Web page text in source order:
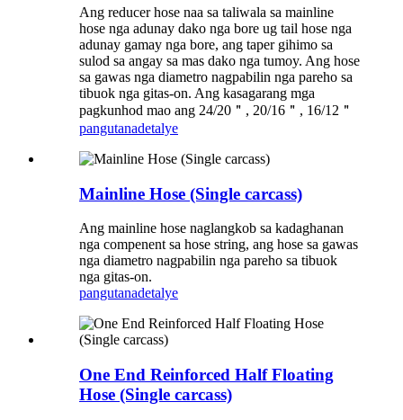
Ang reducer hose naa sa taliwala sa mainline
hose nga adunay dako nga bore ug tail hose nga
adunay gamay nga bore, ang taper gihimo sa
sulod sa angay sa mas dako nga tumoy. Ang hose
sa gawas nga diametro nagpabilin nga pareho sa
tibuok nga gitas-on. Ang kasagarang mga
pagkunhod mao ang 24/20＂, 20/16＂, 16/12＂
pangutanadetalye
Mainline Hose (Single carcass)
Ang mainline hose naglangkob sa kadaghanan
nga compenent sa hose string, ang hose sa gawas
nga diametro nagpabilin nga pareho sa tibuok
nga gitas-on.
pangutanadetalye
One End Reinforced Half Floating
Hose (Single carcass)